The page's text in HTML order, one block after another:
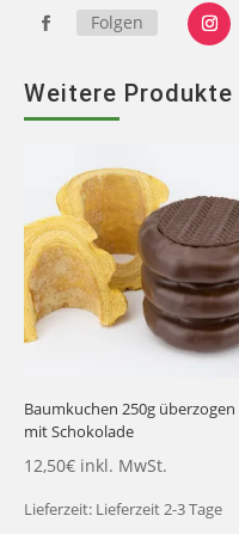
Folgen
Weitere Produkte
Baumkuchen 250g überzogen
mit Schokolade
12,50€ inkl. MwSt.
Lieferzeit: Lieferzeit 2-3 Tage